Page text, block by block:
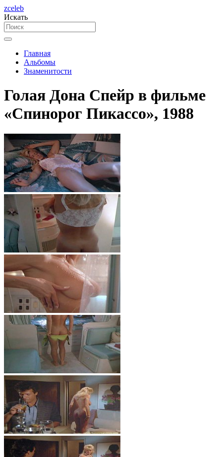
zceleb
Искать
Главная
Альбомы
Знаменитости
Голая Дона Спейр в фильме
«Спинорог Пикассо», 1988